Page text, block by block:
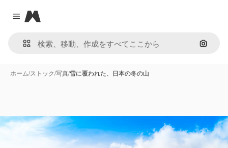
Close menu
Magnific
画像で
ホーム/ストック/写真/雪に覆われた、日本の冬の山